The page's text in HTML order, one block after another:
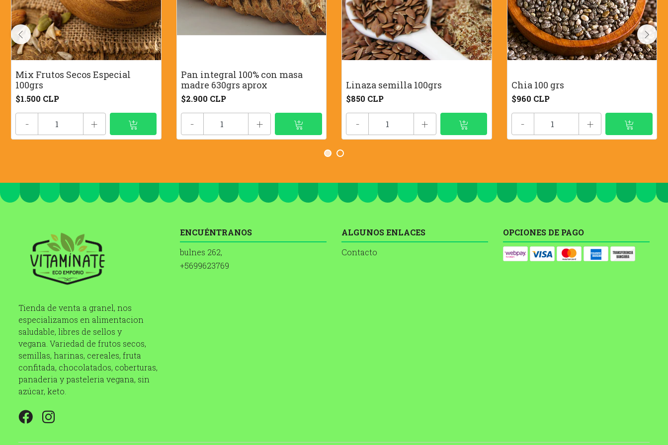
Mix Frutos Secos Especial
100grs
$1.500 CLP
- +
Pan integral 100% con masa
madre 630grs aprox
$2.900 CLP
- +
Linaza semilla 100grs
$850 CLP
- +
Chia 100 grs
$960 CLP
- +
Tienda de venta a granel, nos
especializamos en alimentacion
saludable, libres de sellos y
vegana. Variedad de frutos secos,
semillas, harinas, cereales, fruta
confitada, chocolatados, coberturas,
panaderia y pasteleria vegana, sin
azúcar, keto.
ENCUÉNTRANOS
bulnes 262,
+5699623769
ALGUNOS ENLACES
Contacto
OPCIONES DE PAGO